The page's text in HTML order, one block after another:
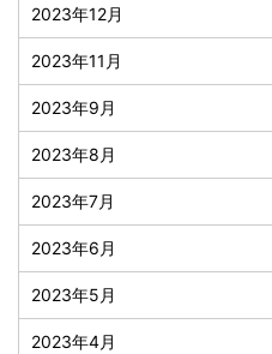
2023年12月
2023年11月
2023年9月
2023年8月
2023年7月
2023年6月
2023年5月
2023年4月